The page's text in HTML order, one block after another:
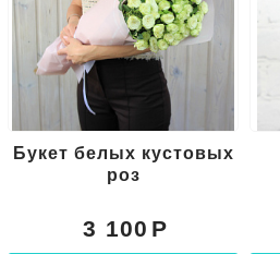
Букет белых кустовых
роз
3 100